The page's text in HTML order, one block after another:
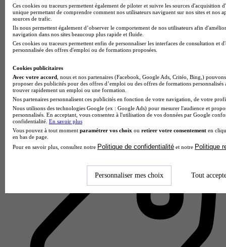
EEMI - Lyon
Aucun avis
Lyon 2e
Ces cookies ou traceurs permettent également de piloter et suivre les sources d'acquisition
unique permettant de comprendre comment nos utilisateurs naviguent sur nos sites et nos
sources de trafic.
Ils nous permettent également d’observer le comportement de nos utilisateurs afin
navigation dans nos sites beaucoup plus rapide et fluide.
Ces cookies ou traceurs permettent enfin de personnaliser les interfaces de consultation et
personnalisée des offres d'emploi ou de formations proposées.
Cookies publicitaires
Avec votre accord , nous et nos partenaires (Facebook, Google Ads, Critéo, Bing,)
proposer des publicités pour des offres d’emploi ou des offres de formations
trouver rapidement un emploi ou une formation.
Nos partenaires personnalisent ces publicités en fonction de votre navigation, de votre
Nous utilisons des technologies Google (ex : Google Ads) pour mesurer l'audience et
personnalisés. En acceptant, vous consentez à l'utilisation de vos données par Google
confidentialité. En savoir plus
Vous pouvez à tout moment paramétrer vos choix ou retirer votre consentement en
en bas de page.
Pour en savoir plus, consultez notre Politique de confidentialité et notre Politique
Personnaliser mes choix Tout